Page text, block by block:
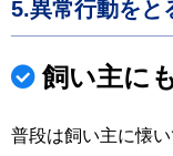
5.異常行動をと
飼い主に
普段は飼い主に懐